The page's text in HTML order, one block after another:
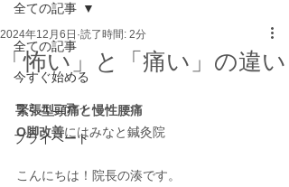
全ての記事
今すぐ始める
コミュニティ
プライベート
全ての記事
「怖い」と「痛い」の違い
2024年12月6日 読了時間: 2分
緊張型頭痛と慢性腰痛
O脚改善にはみなと鍼灸院
こんにちは！院長の湊です。